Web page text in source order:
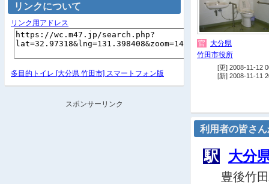
官
大分県
竹田市役所
[更] 2008-11-12
[新] 2008-11-11
利用者の皆さ
駅 大分
豊後竹
リンクについて
リンク用アドレス
多目的トイレ [大分県 竹田市] スマートフォン版
スポンサーリンク